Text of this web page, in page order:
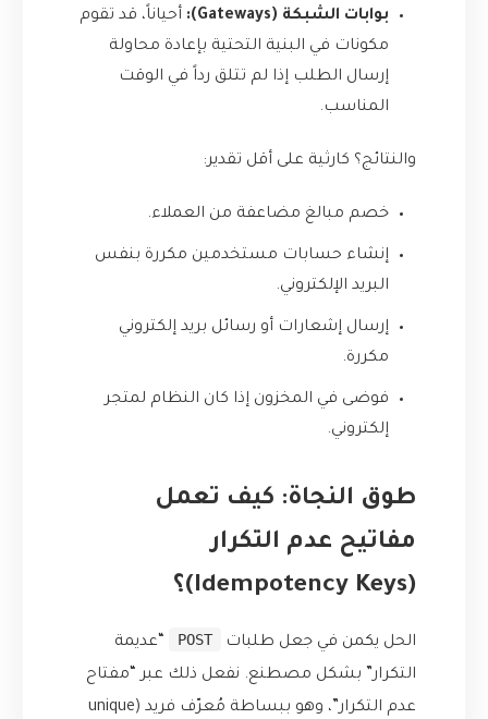
بوابات الشبكة (Gateways):
أحياناً، قد تقوم
مكونات في البنية التحتية بإعادة محاولة
إرسال الطلب إذا لم تتلق رداً في الوقت
المناسب.
والنتائج؟ كارثية على أقل تقدير:
خصم مبالغ مضاعفة من العملاء.
إنشاء حسابات مستخدمين مكررة بنفس
البريد الإلكتروني.
إرسال إشعارات أو رسائل بريد إلكتروني
مكررة.
فوضى في المخزون إذا كان النظام لمتجر
إلكتروني.
طوق النجاة: كيف تعمل
مفاتيح عدم التكرار
(Idempotency Keys)؟
الحل يكمن في جعل طلبات POST
“عديمة
التكرار” بشكل مصطنع. نفعل ذلك عبر “مفتاح
عدم التكرار”، وهو ببساطة مُعرّف فريد (unique